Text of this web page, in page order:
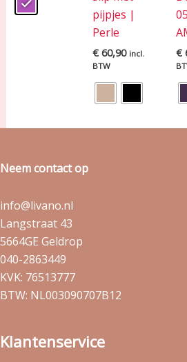
pijpjes |
Perle
€60,90 incl.
BTW
€
Neem contact op
info@livano.nl
Langstraat 43
5664GE Geldrop
040-2863449
KVK: 76513777
BTW: NL003090707B12
Klantenservice